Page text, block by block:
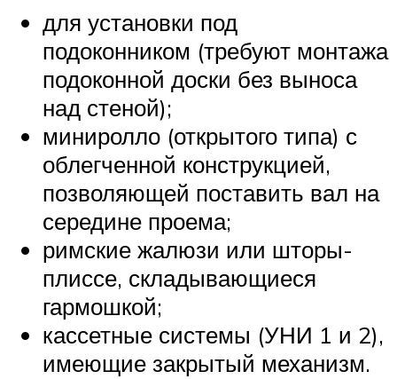
для установки под
подоконником (требуют монтажа
подоконной доски без выноса
над стеной);
миниролло (открытого типа) с
облегченной конструкцией,
позволяющей поставить вал на
середине проема;
римские жалюзи или шторы-
плиссе, складывающиеся
гармошкой;
кассетные системы (УНИ 1 и 2),
имеющие закрытый механизм.